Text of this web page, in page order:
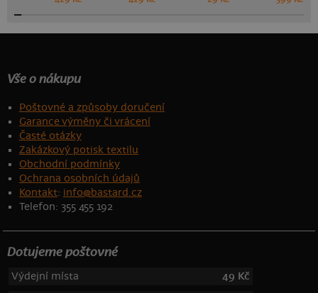
Vše o nákupu
Poštovné a způsoby doručení
Garance výměny či vrácení
Časté otázky
Zakázkový potisk textilu
Obchodní podmínky
Ochrana osobních údajů
Kontakt: info@bastard.cz
Telefon: 355 455 192
Dotujeme poštovné
Výdejní místa
49 Kč